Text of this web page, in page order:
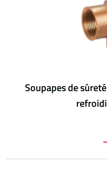
Soupapes de